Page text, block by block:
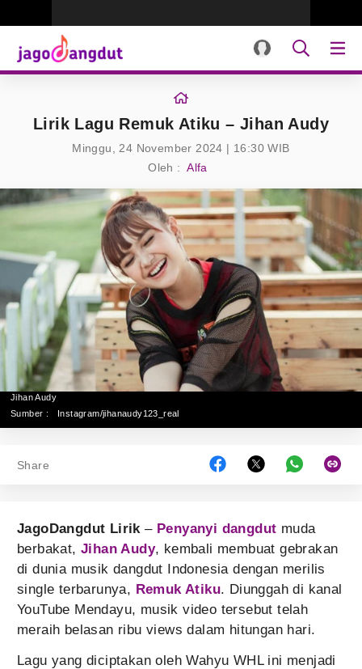
Lirik Lagu Remuk Atiku – Jihan Audy
Minggu, 24 November 2024 | 16:30 WIB
Oleh : Alfa
Jihan Audy
Sumber :
Instagram/jihanaudy123_real
Share
JagoDangdut Lirik– Penyanyi dangdut muda
berbakat,Jihan Audy, kembali membuat gebrakan
di dunia musik dangdut Indonesia dengan merilis
single terbarunya, Remuk Atiku. Diunggah di kanal
YouTube Mendayu, musik video tersebut telah
meraih belasan ribu views dalam hitungan hari.
Lagu yang diciptakan oleh Wahyu WHL ini menjadi